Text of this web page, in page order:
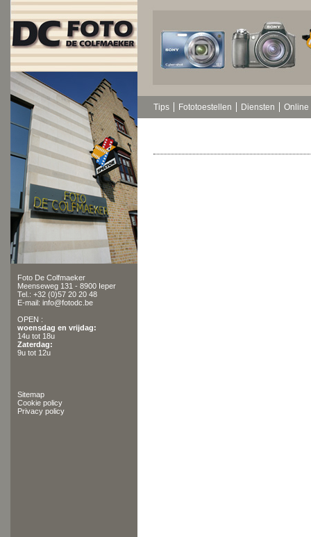
Foto De Colfmaeker
Meenseweg 131 - 8900 Ieper
Tel.: +32 (0)57 20 20 48
E-mail: info@fotodc.be
OPEN :
woensdag en vrijdag:
14u tot 18u
Zaterdag:
9u tot 12u
Sitemap
Cookie policy
Privacy policy
Tips Fototoestellen Diensten Online